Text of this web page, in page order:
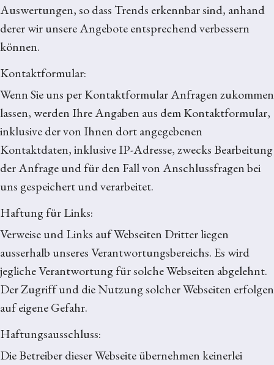
Auswertungen, so dass Trends erkennbar sind, anhand
derer wir unsere Angebote entsprechend verbessern
können.
Kontaktformular:
Wenn Sie uns per Kontaktformular Anfragen zukommen
lassen, werden Ihre Angaben aus dem Kontaktformular,
inklusive der von Ihnen dort angegebenen
Kontaktdaten, inklusive IP-Adresse, zwecks Bearbeitung
der Anfrage und für den Fall von Anschlussfragen bei
uns gespeichert und verarbeitet.
Haftung für Links:
Verweise und Links auf Webseiten Dritter liegen
ausserhalb unseres Verantwortungsbereichs. Es wird
jegliche Verantwortung für solche Webseiten abgelehnt.
Der Zugriff und die Nutzung solcher Webseiten erfolgen
auf eigene Gefahr.
Haftungsausschluss:
Die Betreiber dieser Webseite übernehmen keinerlei